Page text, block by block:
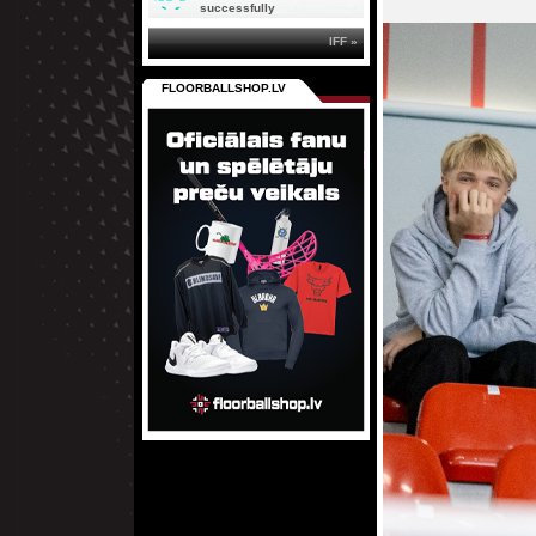
successfully
IFF »
FLOORBALLSHOP.LV